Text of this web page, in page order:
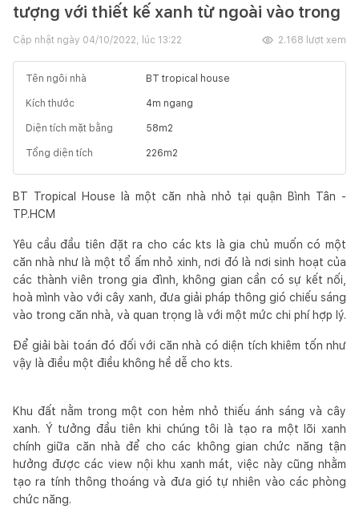
tượng với thiết kế xanh từ ngoài vào trong
Cập nhật ngày 04/10/2022, lúc 13:22 2.168 lượt xem
Tên ngôi nhà BT tropical house
Kích thước 4m ngang
Diện tích mặt bằng 58m2
Tổng diện tích 226m2
BT Tropical House là một căn nhà nhỏ tại quận Bình Tân -
TP.HCM
Yêu cầu đầu tiên đặt ra cho các kts là gia chủ muốn có một
căn nhà như là một tổ ấm nhỏ xinh, nơi đó là nơi sinh hoạt của
các thành viên trong gia đình, không gian cần có sự kết nối,
hoà mình vào với cây xanh, đưa giải pháp thông gió chiếu sáng
vào trong căn nhà, và quan trọng là với một mức chi phí hợp lý.
Để giải bài toán đó đối với căn nhà có diện tích khiêm tốn như
vậy là điều một điều không hề dễ cho kts.
Khu đất nằm trong một con hẻm nhỏ thiếu ánh sáng và cây
xanh. Ý tưởng đầu tiên khi chúng tôi là tạo ra một lõi xanh
chính giữa căn nhà để cho các không gian chức năng tận
hưởng được các view nội khu xanh mát, việc này cũng nhằm
tạo ra tính thông thoáng và đưa gió tự nhiên vào các phòng
chức năng.